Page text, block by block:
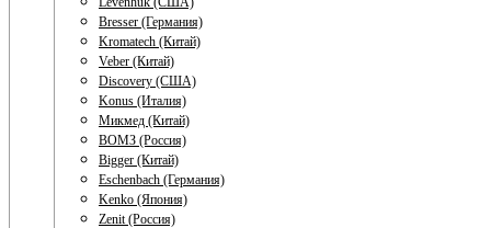
Bresser (Германия)
Kromatech (Китай)
Veber (Китай)
Discovery (США)
Konus (Италия)
Микмед (Китай)
ВОМЗ (Россия)
Bigger (Китай)
Eschenbach (Германия)
Kenko (Япония)
Zenit (Россия)